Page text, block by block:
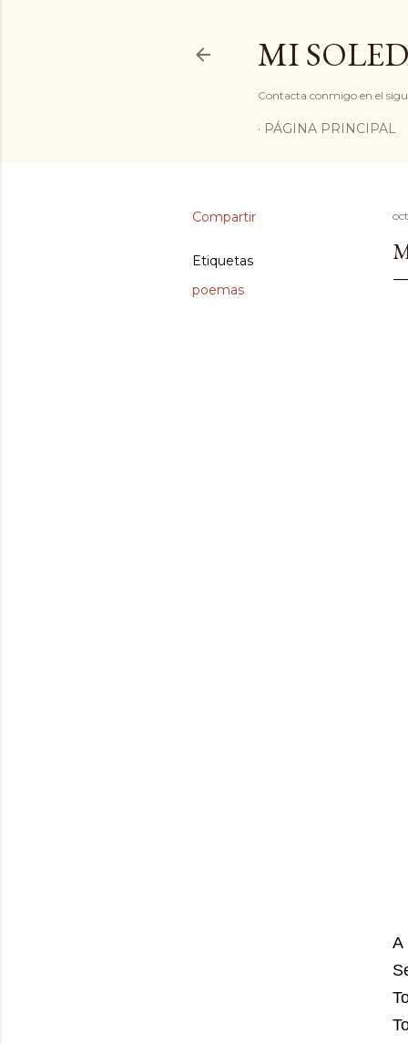
MI
Contacta conmigo en el
PÁGINA PRINCIPAL
Compartir
Etiquetas
poemas
A